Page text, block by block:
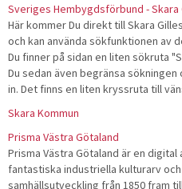
Sveriges Hembygdsförbund - Skara
Här kommer Du direkt till Skara
och kan använda sökfunktionen av
Du finner på sidan en liten sökruta
Du sedan även begränsa
in. Det finns en liten kryssruta till
Skara Kommun
Prisma Västra Götaland
Prisma Västra Götaland är en
fantastiska industriella kulturarv
samhällsutveckling från 1850 fram